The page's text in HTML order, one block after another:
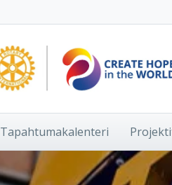
Tapahtumakalenteri